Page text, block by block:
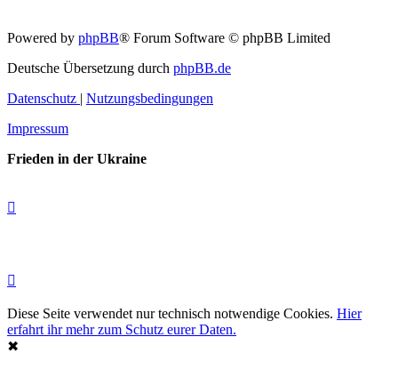
Powered by phpBB® Forum Software © phpBB Limited
Deutsche Übersetzung durch phpBB.de
Datenschutz | Nutzungsbedingungen
Impressum
Frieden in der Ukraine
Diese Seite verwendet nur technisch notwendige Cookies. Hier
erfahrt ihr mehr zum Schutz eurer Daten.
✖